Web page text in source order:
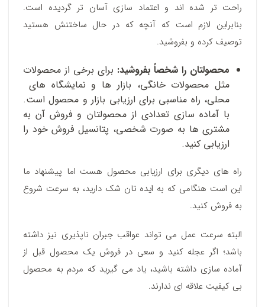
راحت تر شده اند و اعتماد سازی آسان تر گردیده است.
بنابراین لازم است که آنچه که در حال ساختنش هستید
توصیف کرده و بفروشید.
محصولتان را شخصاً بفروشید: برای برخی از محصولات
مثل محصولات خانگی، بازار ها و نمایشگاه های
محلی، راه مناسبی برای ارزیابی بازار و محصول است.
با آماده سازی تعدادی از محصولتان و فروش آن به
مشتری ها به صورت شخصی، پتانسیل فروش‌ خود را
ارزیابی کنید.
راه های دیگری برای ارزیابی محصول هست اما پیشنهاد ما
این است هنگامی که به ایده تان شک دارید، به سرعت شروع
به فروش کنید.
البته سرعت عمل می تواند عواقب جبران ناپذیری نیز داشته
باشد؛ اگر عجله کنید و سعی در فروش یک محصول قبل از
آماده سازی داشته باشید، یاد می گیرید که مردم به محصول
بی کیفیت علاقه ای ندارند.